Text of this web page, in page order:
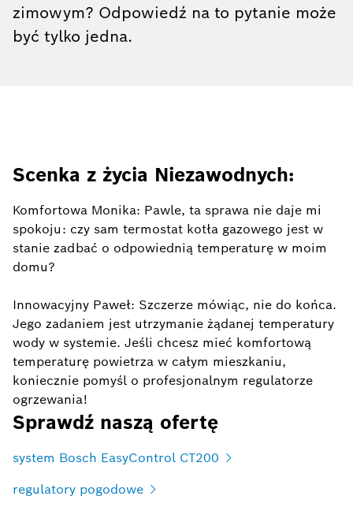
zimowym? Odpowiedź na to pytanie może
być tylko jedna.
Scenka z życia Niezawodnych:
Komfortowa Monika: Pawle, ta sprawa nie daje mi
spokoju: czy sam termostat kotła gazowego jest w
stanie zadbać o odpowiednią temperaturę w moim
domu?
Innowacyjny Paweł: Szczerze mówiąc, nie do końca.
Jego zadaniem jest utrzymanie żądanej temperatury
wody w systemie. Jeśli chcesz mieć komfortową
temperaturę powietrza w całym mieszkaniu,
koniecznie pomyśl o profesjonalnym regulatorze
ogrzewania!
Sprawdź naszą ofertę
system Bosch EasyControl CT200
regulatory pogodowe